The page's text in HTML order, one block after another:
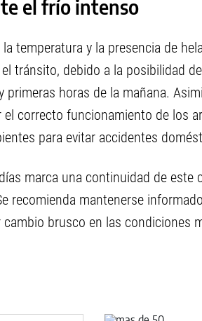
el frío intenso
temperatura y la presencia de
tránsito, debido a la posibilidad
primeras horas de la mañana.
el correcto funcionamiento de los
para evitar accidentes
marca una continuidad de este
recomienda mantenerse
brusco en las condiciones